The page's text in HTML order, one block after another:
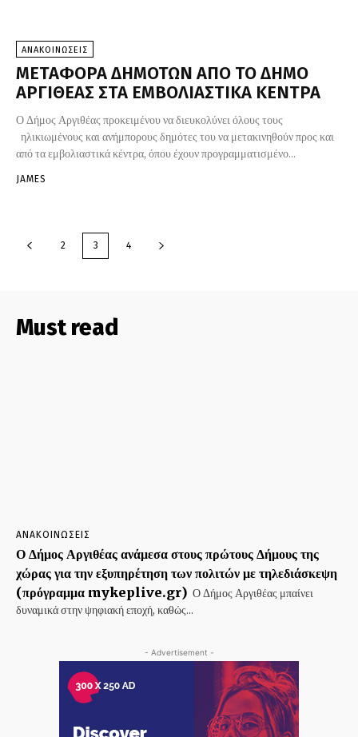
ΑΝΑΚΟΙΝΩΣΕΙΣ
ΜΕΤΑΦΟΡΑ ΔΗΜΟΤΩΝ ΑΠΟ ΤΟ ΔΗΜΟ
ΑΡΓΙΘΕΑΣ ΣΤΑ ΕΜΒΟΛΙΑΣΤΙΚΑ ΚΕΝΤΡΑ
Ο Δήμος Αργιθέας προκειμένου να διευκολύνει όλους τους
ηλικιωμένους και ανήμπορους δημότες του να μετακινηθούν προς και
από τα εμβολιαστικά κέντρα, όπου έχουν προγραμματισμένο...
JAMES
2 3 4
Must read
ΑΝΑΚΟΙΝΩΣΕΙΣ
Ο Δήμος Αργιθέας ανάμεσα στους πρώτους Δήμους της
χώρας για την εξυπηρέτηση των πολιτών με τηλεδιάσκεψη
(πρόγραμμα mykeplive.gr) Ο Δήμος Αργιθέας μπαίνει
δυναμικά στην ψηφιακή εποχή, καθώς...
- Advertisement -